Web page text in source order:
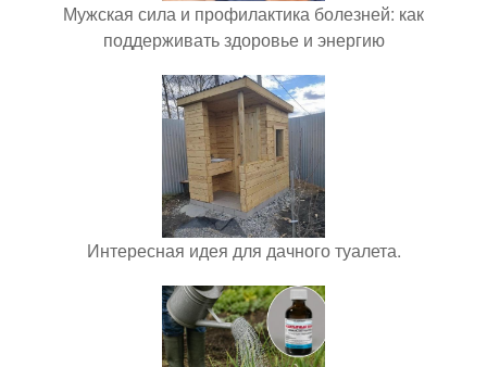
Мужская сила и профилактика болезней: как
поддерживать здоровье и энергию
Интересная идея для дачного туалета.